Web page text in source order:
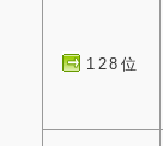
128位